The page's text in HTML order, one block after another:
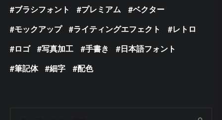
ブラシフォント
プレミアム
ベクター
モックアップ
ライティングエフェクト
レトロ
ロゴ
写真加工 手書き
日本語フォント
筆記体
細字 配色